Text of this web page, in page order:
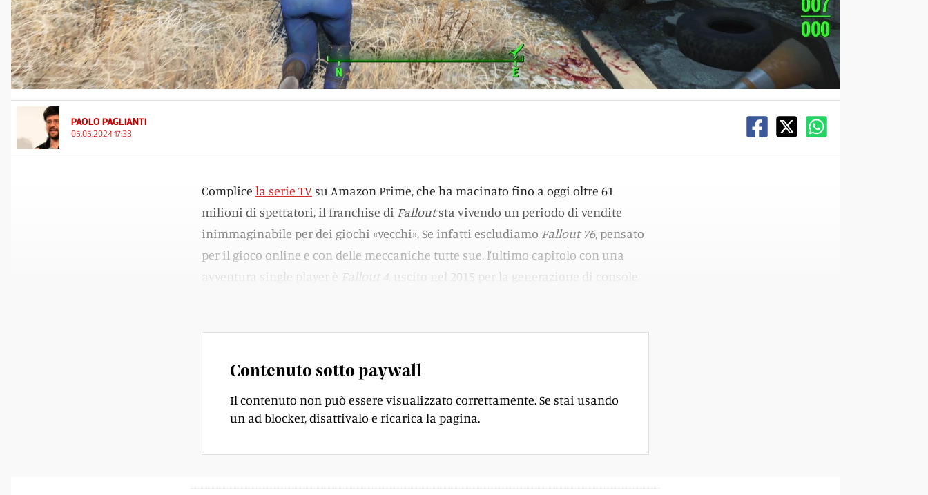
PAOLO PAGLIANTI
05.05.2024 17:33
Complice la serie TV su Amazon Prime, che ha macinato fino a oggi oltre 61
milioni di spettatori, il franchise di Falloutsta vivendo un periodo di vendite
inimmaginabile per dei giochi «vecchi». Se infatti escludiamo Fallout 76, pensato
per il gioco online e con delle meccaniche tutte sue, l’ultimo capitolo con una
avventura single player è Fallout 4, uscito nel 2015 per la generazione di console
Contenuto sotto paywall
Il contenuto non può essere visualizzato correttamente. Se stai usando
un ad blocker, disattivalo e ricarica la pagina.